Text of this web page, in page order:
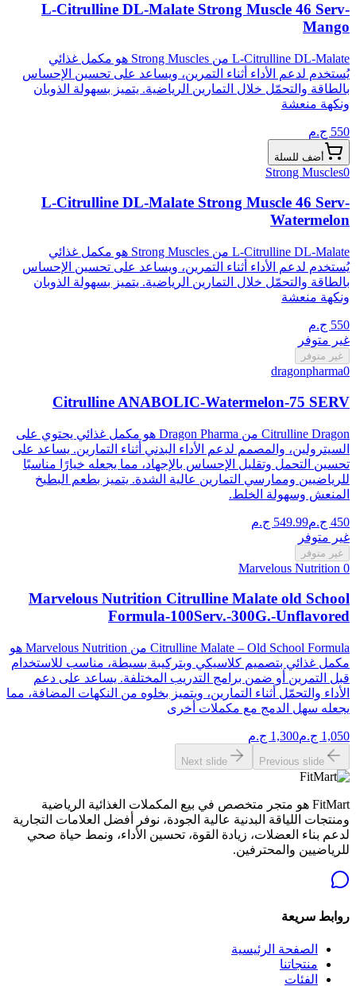
L-Citrulline DL-Malate Strong Muscle 46 Serv-
Mango
L-Citrulline DL-Malate من Strong Muscles هو مكمل غذائي
يُستخدم لدعم الأداء أثناء التمرين، ويساعد على تحسين الإحساس
بالطاقة والتحمّل خلال التمارين الرياضية. يتميز بسهولة الذوبان
ونكهة منعشة
550 ج.م
أضف للسلة
Strong Muscles0
L-Citrulline DL-Malate Strong Muscle 46 Serv-
Watermelon
L-Citrulline DL-Malate من Strong Muscles هو مكمل غذائي
يُستخدم لدعم الأداء أثناء التمرين، ويساعد على تحسين الإحساس
بالطاقة والتحمّل خلال التمارين الرياضية. يتميز بسهولة الذوبان
ونكهة منعشة
550 ج.م
غير متوفر
غير متوفر
dragonpharma0
Citrulline ANABOLIC-Watermelon-75 SERV
Citrulline Dragon من Dragon Pharma هو مكمل غذائي يحتوي على
السيترولين، والمصمم لدعم الأداء البدني أثناء التمارين. يساعد على
تحسين التحمل وتقليل الإحساس بالإجهاد، مما يجعله خيارًا مناسبًا
للرياضيين وممارسي التمارين عالية الشدة. يتميز بطعم البطيخ
المنعش وسهولة الخلط.
450 ج.م549.99 ج.م
غير متوفر
غير متوفر
Marvelous Nutrition 0
Marvelous Nutrition Citrulline Malate old School
Formula-100Serv.-300G.-Unflavored
Citrulline Malate – Old School Formula من Marvelous Nutrition هو
مكمل غذائي بتصميم كلاسيكي وبتركيبة بسيطة، مناسب للاستخدام
قبل التمرين أو ضمن برامج التدريب المختلفة. يساعد على دعم
الأداء والتحمّل أثناء التمارين، ويتميز بخلوه من النكهات المضافة، مما
يجعله سهل الدمج مع مكملات أخرى
1,050 ج.م1,300 ج.م
Previous slide
Next slide
FitMart هو متجر متخصص في بيع المكملات الغذائية الرياضية
ومنتجات اللياقة البدنية عالية الجودة، نوفر أفضل العلامات التجارية
لدعم بناء العضلات، زيادة القوة، تحسين الأداء، ونمط حياة صحي
للرياضيين والمحترفين.
روابط سريعة
الصفحة الرئيسية
منتجاتنا
الفئات